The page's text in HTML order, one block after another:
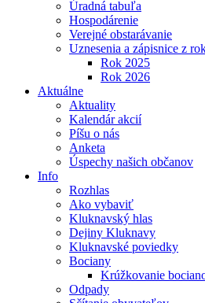
Úradná tabuľa
Hospodárenie
Verejné obstarávanie
Uznesenia a zápisnice z
Rok 2025
Rok 2026
Aktuálne
Aktuality
Kalendár akcií
Píšu o nás
Anketa
Úspechy našich občanov
Info
Rozhlas
Ako vybaviť
Kluknavský hlas
Dejiny Kluknavy
Kluknavské poviedky
Bociany
Krúžkovanie
Odpady